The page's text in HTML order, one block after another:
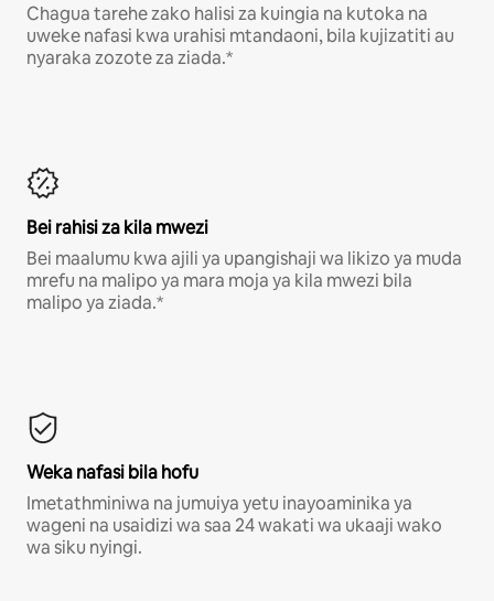
Chagua tarehe zako halisi za kuingia na kutoka na
uweke nafasi kwa urahisi mtandaoni, bila kujizatiti au
nyaraka zozote za ziada.*
Bei rahisi za kila mwezi
Bei maalumu kwa ajili ya upangishaji wa likizo ya muda
mrefu na malipo ya mara moja ya kila mwezi bila
malipo ya ziada.*
Weka nafasi bila hofu
Imetathminiwa na jumuiya yetu inayoaminika ya
wageni na usaidizi wa saa 24 wakati wa ukaaji wako
wa siku nyingi.